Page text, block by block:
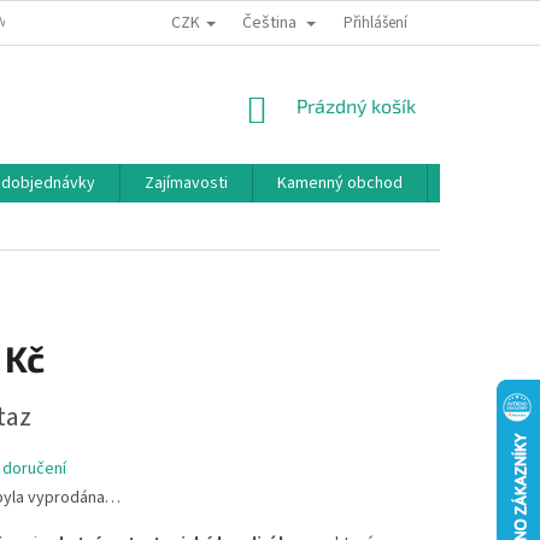
OCHRANY OSOBNÍCH ÚDAJŮ BONUSOVÝ PROGRAM
CZK Čeština Přihlášení
NÁKUPNÍ
Prázdný košík
Zajímavosti Kamenný obchod
vyprodána…